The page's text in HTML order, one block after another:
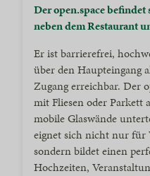
Der open.space
neben dem Restaurant
Er ist barrierefrei,
über den Haupteingang
Zugang erreichbar. Der
mit Fliesen oder Parkett
mobile Glaswände
eignet sich nicht nur für
sondern bildet einen
Hochzeiten,